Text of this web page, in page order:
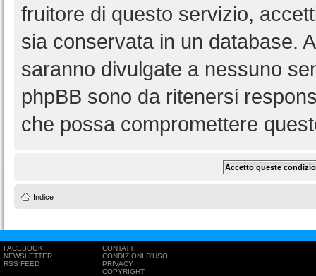
fruitore di questo servizio,
sia conservata in un database.
saranno divulgate a nessuno
phpBB sono da ritenersi
che possa compromettere
Indice
FACEBOOK
NEWSLETTER
RSS FEED
CONTATTI
CONDIZIONI D'USO
PRIVACY
COPYRIGHT